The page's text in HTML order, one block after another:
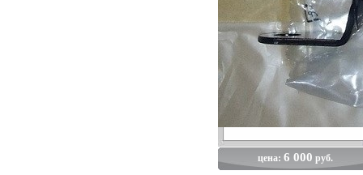
цена: 6 000 руб.